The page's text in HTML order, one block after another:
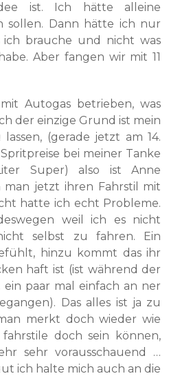
ist. Ich hätte alleine
sollen. Dann hätte ich nur
ich brauche und nicht was
Aber fangen wir mit 11
Autogas betrieben, was
der einzige Grund ist mein
(gerade jetzt am 14.
bei meiner Tanke
Super) also ist Anne
man jetzt ihren Fahrstil mit
hatte ich echt Probleme.
weil ich es nicht
selbst zu fahren. Ein
hinzu kommt das ihr
haft ist (ist während der
ein paar mal einfach an ner
Das alles ist ja zu
merkt doch wieder wie
doch sein können,
sehr vorausschauend …
ich halte mich auch an die